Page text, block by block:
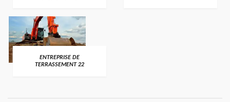
ENTREPRISE DE
TERRASSEMENT 22